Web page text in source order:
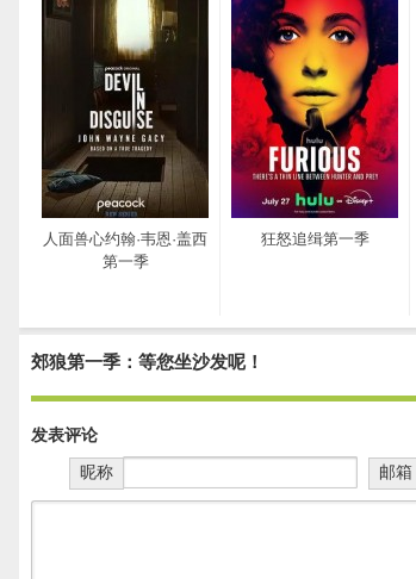
人面兽心约翰·韦恩·盖西
第一季
狂怒追缉第一季
郊狼第一季：等您坐沙发呢！
发表评论
昵称
邮箱